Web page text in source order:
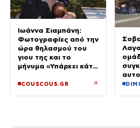
Ιωάννα Σιαμπάνη:
Φωτογραφίες από την
ώρα θηλασμού του
γιου της και το
μήνυμα «Υπάρχει κάτι
αργές μέρες»
COUSCOUS.GR ↗